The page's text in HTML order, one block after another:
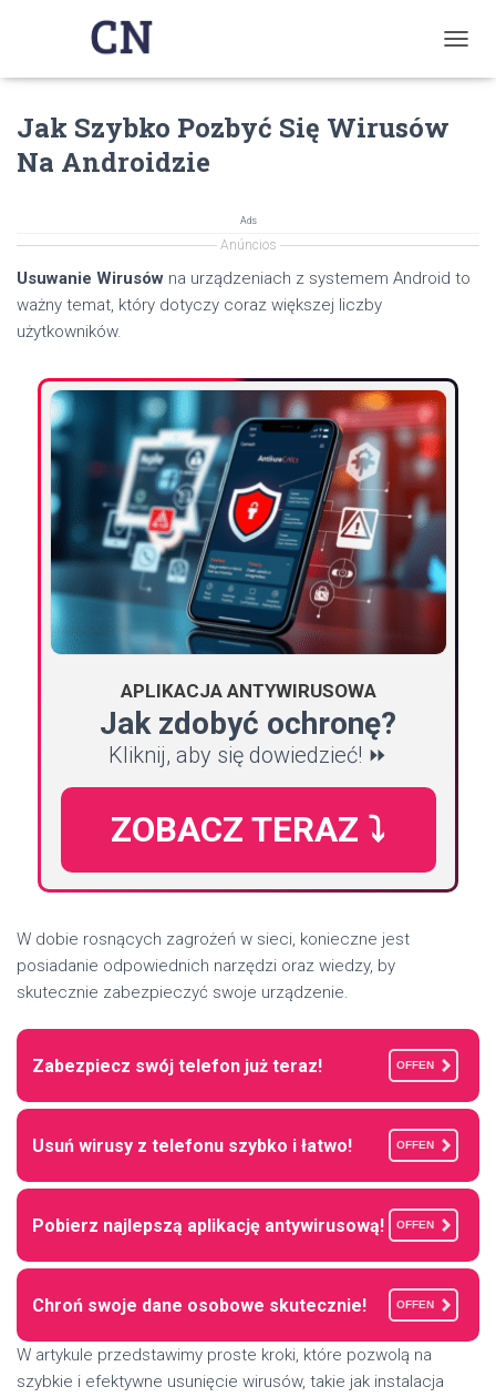
O
I
A
Jak Szybko Pozbyć Się Wirusów
Na Androidzie
Ads
Anúncios
Usuwanie Wirusów na urządzeniach z systemem Android to
ważny temat, który dotyczy coraz większej liczby
użytkowników.
APLIKACJA ANTYWIRUSOWA
Jak zdobyć ochronę?
Kliknij, aby się dowiedzieć! ⏩
ZOBACZ TERAZ ⤵️
W dobie rosnących zagrożeń w sieci, konieczne jest
posiadanie odpowiednich narzędzi oraz wiedzy, by
skutecznie zabezpieczyć swoje urządzenie.
Zabezpiecz swój telefon już teraz! OFFEN
Usuń wirusy z telefonu szybko i łatwo! OFFEN
Pobierz najlepszą aplikację antywirusową! OFFEN
Chroń swoje dane osobowe skutecznie! OFFEN
W artykule przedstawimy proste kroki, które pozwolą na
szybkie i efektywne usunięcie wirusów, takie jak instalacja